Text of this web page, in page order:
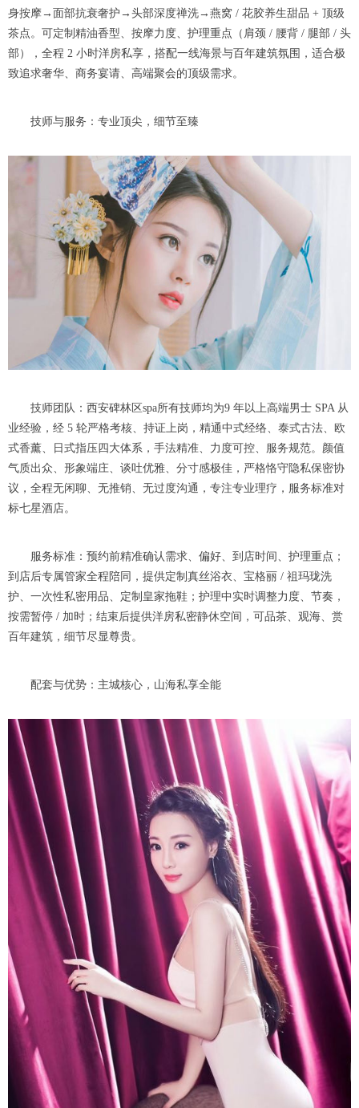
身按摩→面部抗衰奢护→头部深度禅洗→燕窝 / 花胶养生甜品 + 顶级
茶点。可定制精油香型、按摩力度、护理重点（肩颈 / 腰背 / 腿部 / 头
部），全程 2 小时洋房私享，搭配一线海景与百年建筑氛围，适合极
致追求奢华、商务宴请、高端聚会的顶级需求。
技师与服务：专业顶尖，细节至臻
技师团队：西安碑林区spa所有技师均为9 年以上高端男士 SPA 从
业经验，经 5 轮严格考核、持证上岗，精通中式经络、泰式古法、欧
式香薰、日式指压四大体系，手法精准、力度可控、服务规范。颜值
气质出众、形象端庄、谈吐优雅、分寸感极佳，严格恪守隐私保密协
议，全程无闲聊、无推销、无过度沟通，专注专业理疗，服务标准对
标七星酒店。
服务标准：预约前精准确认需求、偏好、到店时间、护理重点；
到店后专属管家全程陪同，提供定制真丝浴衣、宝格丽 / 祖玛珑洗
护、一次性私密用品、定制皇家拖鞋；护理中实时调整力度、节奏，
按需暂停 / 加时；结束后提供洋房私密静休空间，可品茶、观海、赏
百年建筑，细节尽显尊贵。
配套与优势：主城核心，山海私享全能